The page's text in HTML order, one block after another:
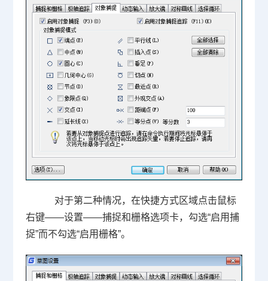
对于第二种情况，在快捷方式区域点击鼠标
右键——设置——捕捉和栅格选项卡，勾选“启用捕
捉”而不勾选“启用栅格”。